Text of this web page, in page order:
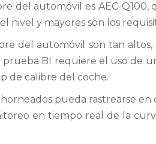
del automóvil es AEC-
y mayores son los
del automóvil son tan altos,
BI requiere el uso de
de calibre del coche.
pueda rastrearse
en tiempo real de la